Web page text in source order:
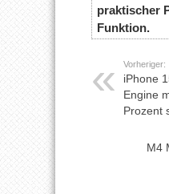
praktischer
Funktion.
Vorheriger:
iPhone
Engine
Prozent
M4